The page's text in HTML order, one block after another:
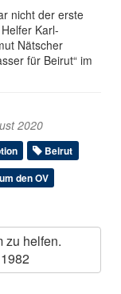
nicht der erste
Karl-
Nätscher
für Beirut“ im
2020
Beirut
den OV
zu helfen.